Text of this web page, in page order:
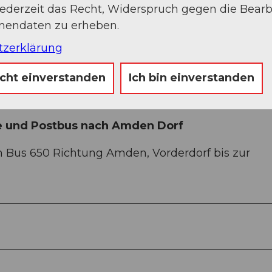
Folgen Sie der Beschilderung nach
Info in Amden vorhanden (kostenpflichtig).
Postbus nach Amden Dorf
650 Richtung Amden, Vorderdorf bis zur
das Recht, Widerspruch gegen die
zu erheben.
einverstanden Ich bin einverstanden